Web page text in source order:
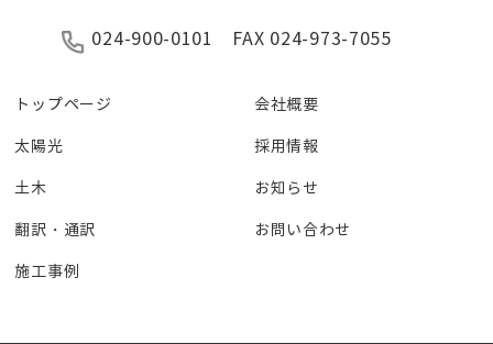
024-900-0101 FAX 024-973-7055
トップページ
太陽光
土木
翻訳・通訳
施工事例
会社概要
採用情報
お知らせ
お問い合わせ